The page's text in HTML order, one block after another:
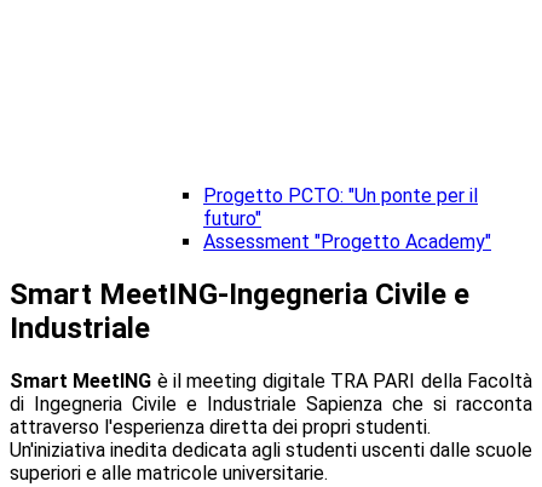
Progetto PCTO: "Un ponte per il
futuro"
Assessment "Progetto Academy"
Smart MeetING-Ingegneria Civile e
Industriale
Smart MeetING è il meeting digitale TRA PARI della Facoltà
di Ingegneria Civile e Industriale Sapienza che si racconta
attraverso l'esperienza diretta dei propri studenti.
Un'iniziativa inedita dedicata agli studenti uscenti dalle scuole
superiori e alle matricole universitarie.